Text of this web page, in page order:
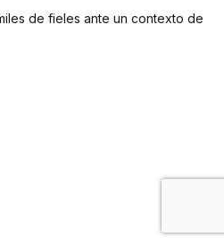
de fieles ante un contexto de